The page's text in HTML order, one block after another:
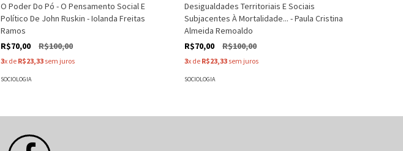
O Poder Do Pó - O Pensamento Social E
Político De John Ruskin - Iolanda Freitas
Ramos
R$70,00
R$100,00
3x de R$23,33 sem juros
SOCIOLOGIA
Desigualdades Territoriais E Sociais
Subjacentes À Mortalidade... - Paula Cristina
Almeida Remoaldo
R$70,00
R$100,00
3x de R$23,33 sem juros
SOCIOLOGIA